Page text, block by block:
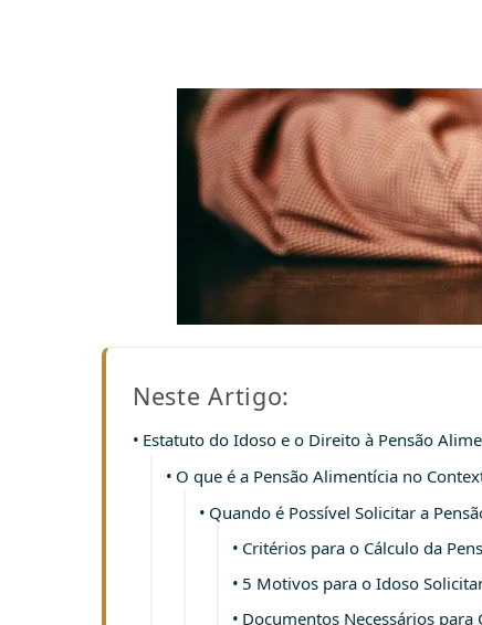
Neste Artigo:
Estatuto do Idoso e o Direito à Pensão
O que é a Pensão Alimentícia no
Quando é Possível Solicitar a
Critérios para o Cálculo da
5 Motivos para o Idoso
Documentos Necessários para